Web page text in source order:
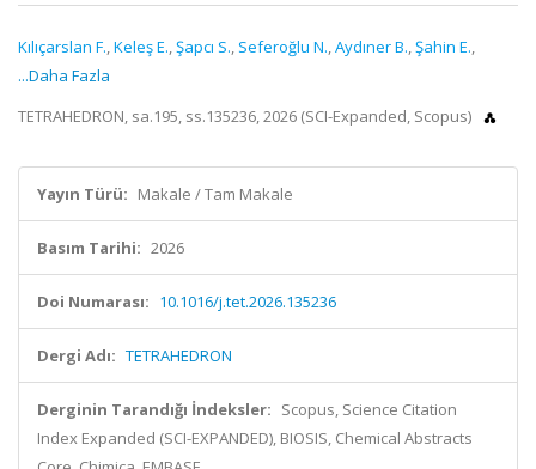
Kılıçarslan F.,Keleş E.,Şapcı S., Seferoğlu N.,Aydıner B.,Şahin E.,
...Daha Fazla
TETRAHEDRON, sa.195, ss.135236, 2026 (SCI-Expanded, Scopus)
Yayın Türü: Makale / Tam Makale
Basım Tarihi: 2026
Doi Numarası: 10.1016/j.tet.2026.135236
Dergi Adı: TETRAHEDRON
Derginin Tarandığı İndeksler: Scopus, Science Citation
Index Expanded (SCI-EXPANDED), BIOSIS, Chemical Abstracts